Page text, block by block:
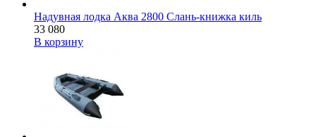
Надувная лодка Аква 2800 Слань-книжка киль
33 080
В корзину